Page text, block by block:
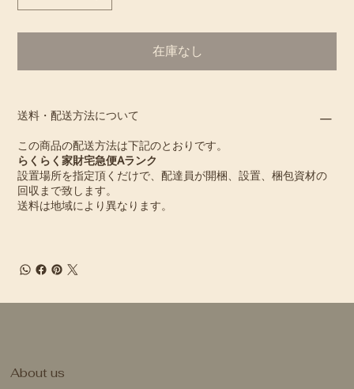
在庫なし
送料・配送方法について
この商品の配送方法は下記のとおりです。
らくらく家財宅急便Aランク
設置場所を指定頂くだけで、配達員が開梱、設置、梱包資材の
回収まで致します。
送料は地域により異なります。
​About us